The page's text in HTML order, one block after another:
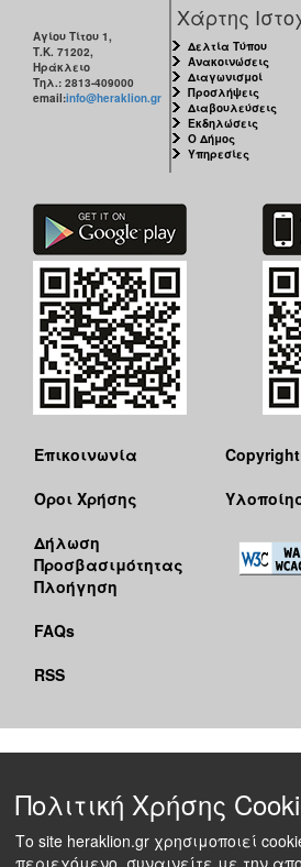
Αγίου Τίτου 1,
Τ.Κ. 71202,
Ηράκλειο
Τηλ.: 2813-409000
email:info@heraklion.gr
Χάρτης
Δελτία Τύπου
Ανακοινώσεις
Διαγωνισμοί
Προσλήψεις
Διαβουλεύσεις
Εκδηλώσεις
Ο Δήμος
Υπηρεσίες
Επικοινωνία
Όροι Χρήσης
Δήλωση
Προσβασιμότητας
Πλοήγηση
FAQs
RSS
Πολιτική Χρήσης
Το site heraklion.gr χρησιμοποιεί
περιεχόμενο, συναινείτε με την